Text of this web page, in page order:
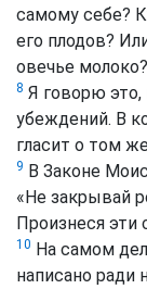
самому себе?
его плодов?
овечье молоко?
8 Я говорю это,
убеждений. В
гласит о том
9 В Законе
«Не закрывай
Произнеся эти
10 На самом
написано ради